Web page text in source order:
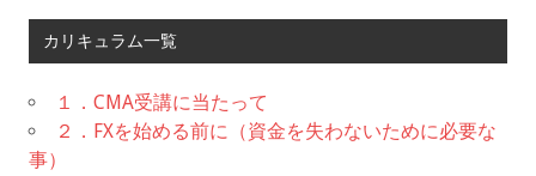
カリキュラム一覧
１．CMA受講に当たって
２．FXを始める前に（資金を失わないために必要な
事）